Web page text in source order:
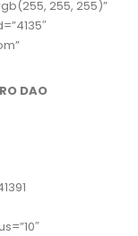
255, 255)”
DAO